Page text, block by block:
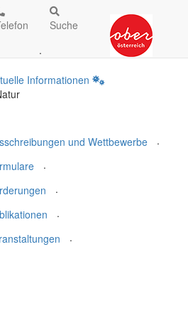
Suche
.
Informationen
und Wettbewerbe
.
.
.
.
.